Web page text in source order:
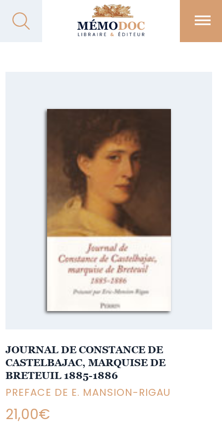
JOURNAL DE CONSTANCE DE
CASTELBAJAC, MARQUISE DE
BRETEUIL 1885-1886
PREFACE DE E. MANSION-RIGAU
21,00€